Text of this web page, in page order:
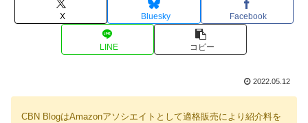
X Bluesky Facebook
LINE コピー
2022.05.12
CBN BlogはAmazonアソシエイトとして適格販売により紹介料を